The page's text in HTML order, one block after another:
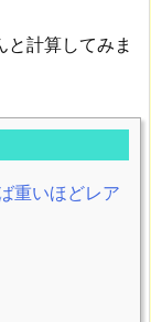
計算してみま
重いほどレア